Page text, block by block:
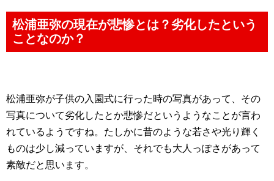
松浦亜弥の現在が悲惨とは？劣化したという
ことなのか？
松浦亜弥が子供の入園式に行った時の写真があって、その
写真について劣化したとか悲惨だというようなことが言わ
れているようですね。たしかに昔のような若さや光り輝く
ものは少し減っていますが、それでも大人っぽさがあって
素敵だと思います。